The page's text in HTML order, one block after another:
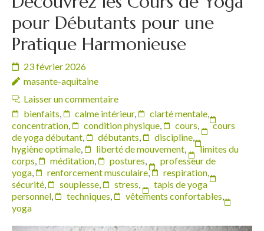
pour Débutants pour une
Pratique Harmonieuse
23 février 2026
masante-aquitaine
Laisser un commentaire
bienfaits, calme intérieur, clarté mentale,
concentration, condition physique, cours,
cours
de yoga débutant, débutants, discipline,
hygiène optimale, liberté de mouvement,
limites du
corps, méditation, postures,
professeur de
yoga, renforcement musculaire, respiration,
sécurité, souplesse, stress,
tapis de yoga
personnel, techniques, vêtements confortables,
yoga